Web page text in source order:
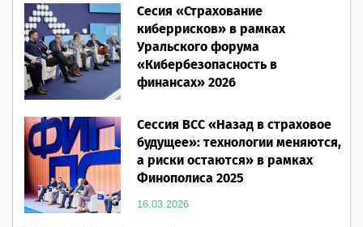
28.05.2026
Сесия «Страхование
киберрисков» в рамках
Уральского форума
«Кибербезопасность в
финансах» 2026
Сессия ВСС «Назад в страховое
будущее»: технологии меняются,
а риски остаются» в рамках
Финополиса 2025
16.03.2026